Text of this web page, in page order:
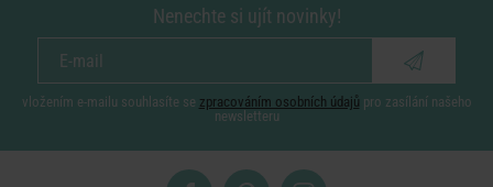
Nenechte si ujít novinky!
vložením e-mailu souhlasíte se zpracováním osobních údajů pro zasílání našeho
newsletteru